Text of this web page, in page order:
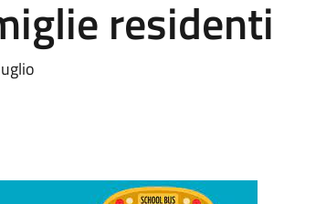
residenti